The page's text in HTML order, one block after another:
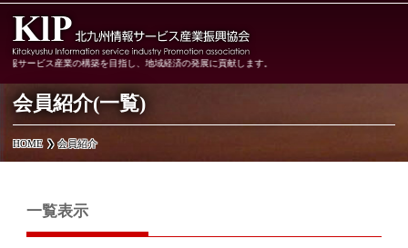
報サービス産業の構築を目指し、地域経済の発展に貢献します。
会員紹介(一覧)
HOME 会員紹介
一覧表示